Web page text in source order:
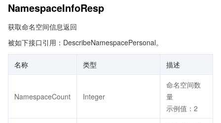
NamespaceInfoResp
获取命名空间信息返回
被如下接口引用：DescribeNamespacePersonal。
名称 类型 描述
NamespaceCount Integer
命名空间数
量
示例值：2